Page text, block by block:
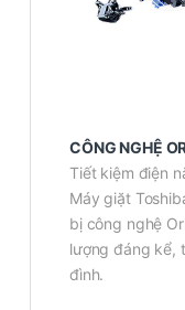
CÔNG NGHỆ
Tiết kiệm điện
Máy giặt
bị công nghệ
lượng đáng kể,
đình.